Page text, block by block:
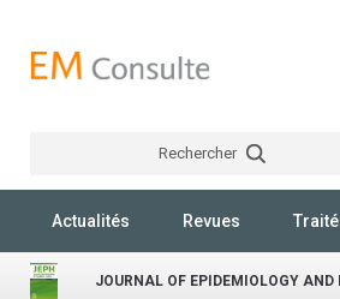
Rechercher
Actualités Revues
JOURNAL OF EPIDEMIOLOGY